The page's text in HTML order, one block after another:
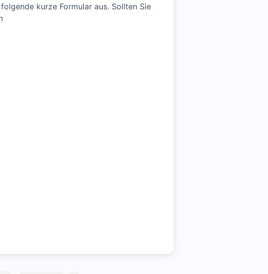
kurze Formular aus. Sollten Sie